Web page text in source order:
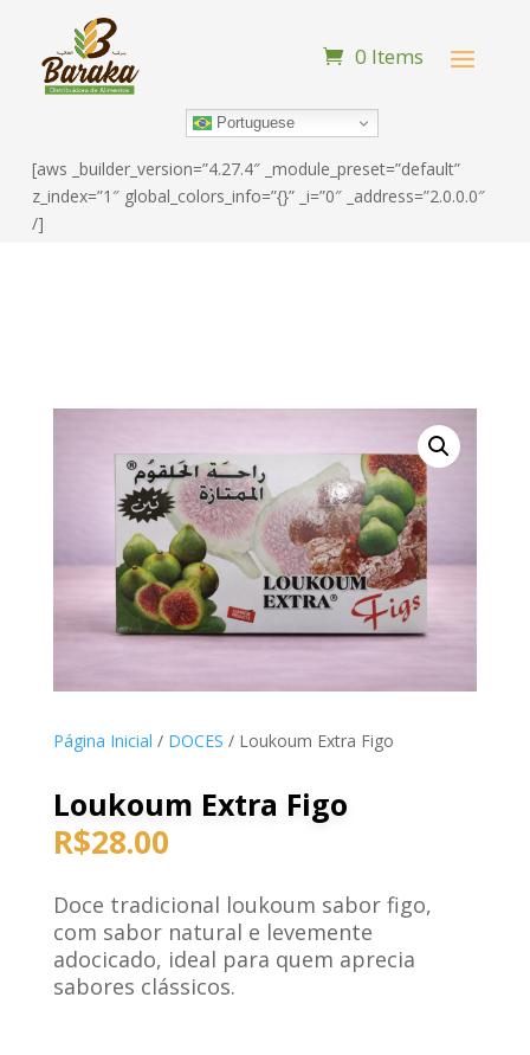
0 Items
Portuguese
[aws _builder_version=”4.27.4″ _module_preset=”default”
z_index=”1″ global_colors_info=”{}” _i=”0″ _address=”2.0.0.0″
/]
Página Inicial / DOCES / Loukoum Extra Figo
Loukoum Extra Figo
R$28.00
Doce tradicional loukoum sabor figo,
com sabor natural e levemente
adocicado, ideal para quem aprecia
sabores clássicos.